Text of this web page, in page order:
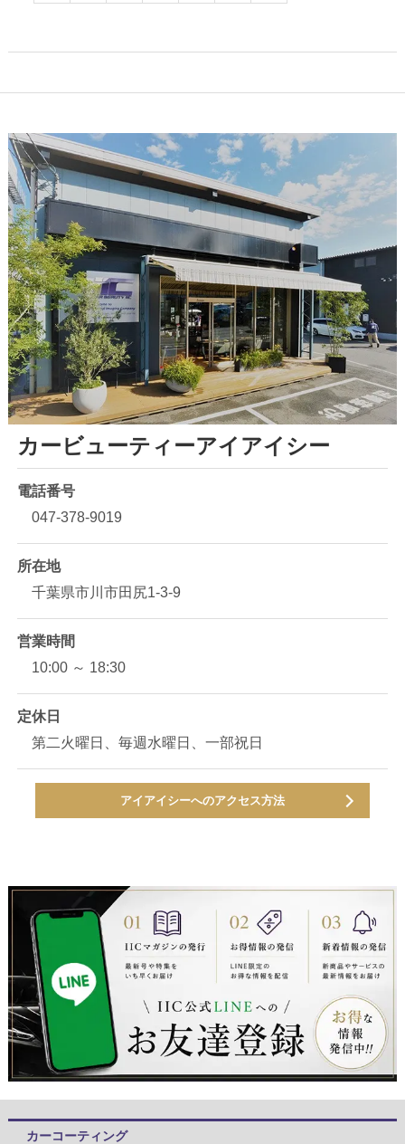
カービューティーアイアイシー
電話番号
047-378-9019
所在地
千葉県市川市田尻1-3-9
営業時間
10:00 ～ 18:30
定休日
第二火曜日、毎週水曜日、一部祝日
アイアイシーへのアクセス方法
カーコーティング